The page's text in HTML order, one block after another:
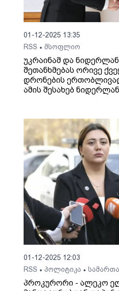
01-12-2025 13:35
RSS • მსოფლიო
უკრაინამ და
შეთანხმებას ორივე
დრონების
ამის შესახებ
01-12-2025 12:03
RSS • პოლიტიკა •
პროკურორი - ალეკო